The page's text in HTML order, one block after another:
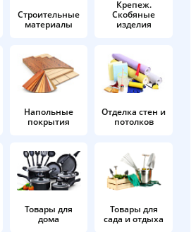
Строительные
материалы
Крепеж.
Скобяные
изделия
Напольные
покрытия
Отделка стен и
потолков
Товары для
дома
Товары для
сада и отдыха